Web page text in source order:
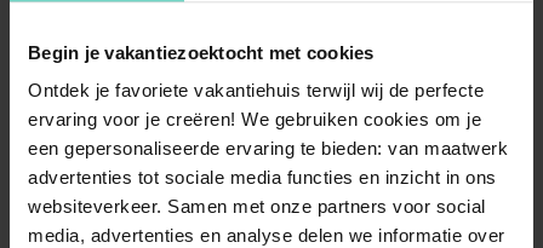
Begin je vakantiezoektocht met cookies
Ontdek je favoriete vakantiehuis terwijl wij de perfecte
ervaring voor je creëren! We gebruiken cookies om je
een gepersonaliseerde ervaring te bieden: van maatwerk
advertenties tot sociale media functies en inzicht in ons
websiteverkeer. Samen met onze partners voor social
media, advertenties en analyse delen we informatie over
dans les maisons de vacances ?
Nos propriétés à La Villedieu offrent souvent des
prestations de qualité comme unecheminée ou un
feu ouvertpour une ambiance chaleureuse. Chaque
logement est
personnellement visité
par nos experts
pour s'assurer qu'il répond à nos standards
d'excellence.